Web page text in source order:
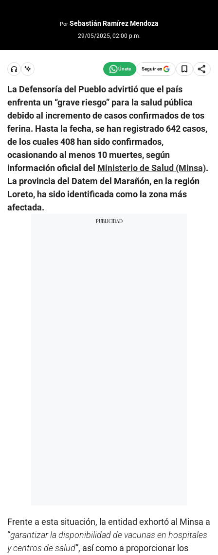
Por Sebastián Ramírez Mendoza
29/05/2025, 02:00 p.m.
Seguir en
La Defensoría del Pueblo advirtió que el país
enfrenta un “grave riesgo” para la salud pública
debido al incremento de casos confirmados de tos
ferina. Hasta la fecha, se han registrado 642 casos,
de los cuales 408 han sido confirmados,
ocasionando al menos 10 muertes, según
información oficial del Ministerio de Salud (Minsa).
La provincia del Datem del Marañón, en la región
Loreto, ha sido identificada como la zona más
afectada.
Frente a esta situación, la entidad exhortó al Minsa a
“garantizar la disponibilidad de vacunas en hospitales
y centros de salud”, así como a proporcionar los